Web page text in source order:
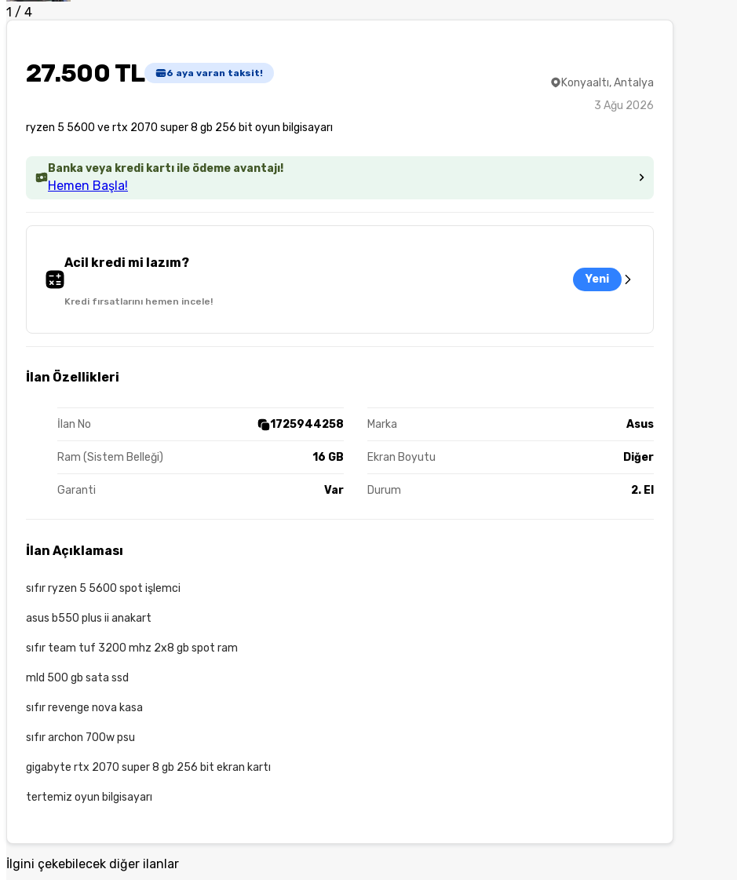
1 / 4
27.500 TL 6 aya varan taksit!
ryzen 5 5600 ve rtx 2070 super 8 gb 256 bit oyun bilgisayarı
Konyaaltı, Antalya
3 Ağu 2026
Banka veya kredi kartı ile ödeme avantajı!
Hemen Başla!
Acil kredi mi lazım?
Kredi fırsatlarını hemen incele!
Yeni
İlan Özellikleri
İlan No 1725944258 Marka Asus
Ram (Sistem Belleği) 16 GB Ekran Boyutu Diğer
Garanti Var Durum 2. El
İlan Açıklaması
sıfır ryzen 5 5600 spot işlemci
asus b550 plus ii anakart
sıfır team tuf 3200 mhz 2x8 gb spot ram
mld 500 gb sata ssd
sıfır revenge nova kasa
sıfır archon 700w psu
gigabyte rtx 2070 super 8 gb 256 bit ekran kartı
tertemiz oyun bilgisayarı
İlgini çekebilecek diğer ilanlar